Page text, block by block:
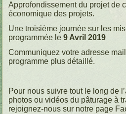
Approfondissement du projet de
économique des projets.
Une troisième journée sur les
programmée le9 Avril 2019
Communiquez votre adresse
programme plus détaillé.
Pour nous suivre tout le long de
photos ou vidéos du pâturage à
rejoignez-nous sur notre page